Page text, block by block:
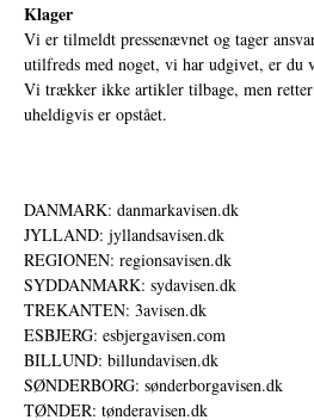
Klager
Vi er tilmeldt pressenævnet og tager
utilfreds med noget, vi har udgivet, er du
Vi trækker ikke artikler tilbage, men
uheldigvis er opstået.
DANMARK: danmarkavisen.dk
JYLLAND: jyllandsavisen.dk
REGIONEN: regionsavisen.dk
SYDDANMARK: sydavisen.dk
TREKANTEN: 3avisen.dk
ESBJERG: esbjergavisen.com
BILLUND: billundavisen.dk
SØNDERBORG: sønderborgavisen.dk
TØNDER: tønderavisen.dk